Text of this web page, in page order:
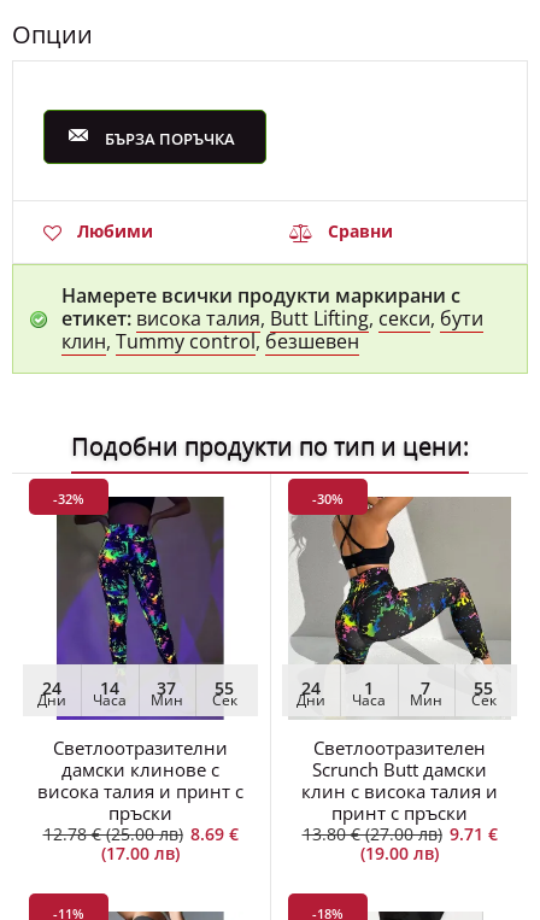
Опции
БЪРЗА ПОРЪЧКА
Любими Сравни
Намерете всички продукти маркирани с
етикет: висока талия, Butt Lifting, секси, бути
клин, Tummy control, безшевен
Подобни продукти по тип и цени:
-32%
24
Дни
14
Часа
37
Мин
54
Сек
Светлоотразителни
дамски клинове с
висока талия и принт с
пръски
12.78 € (25.00 лв) 8.69 €
(17.00 лв)
-30%
24
Дни
1
Часа
7
Мин
54
Сек
Светлоотразителен
Scrunch Butt дамски
клин с висока талия и
принт с пръски
13.80 € (27.00 лв) 9.71 €
(19.00 лв)
-11% -18%